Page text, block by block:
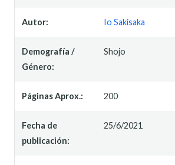
Autor: Io Sakisaka
Demografía /
Género:
Shojo
Páginas Aprox.: 200
Fecha de
publicación:
25/6/2021